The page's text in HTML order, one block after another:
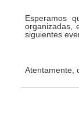
Esperamos
organizadas,
siguientes
Atentamente,